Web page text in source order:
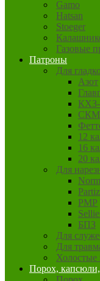
Gamo
Hatsan
Stoeger
Газовые
Патроны
Для
Азот
КХЗ-
СКМ
12
16
20
Для
PMP
БПЗ
Для
Для
Холостые
Порох, капсюли,